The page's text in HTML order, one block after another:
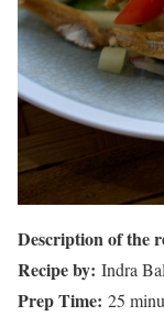
Description of the
Recipe by: Indra
Prep Time: 25